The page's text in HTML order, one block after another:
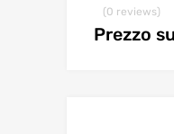
(0 reviews)
Prezzo